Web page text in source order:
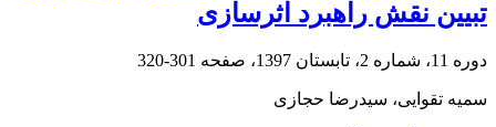
تبیین نقش راهبرد اثرسازی
دوره 11، شماره 2، تابستان 1397، صفحه 301-320
سمیه تقوایی، سیدرضا حجازی